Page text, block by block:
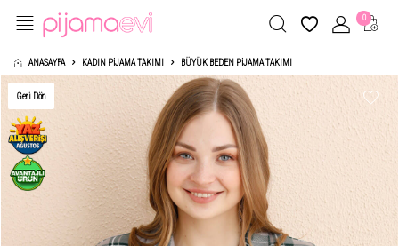
0
ANASAYFA KADIN PIJAMA TAKIMI BÜYÜK BEDEN PIJAMA TAKIMI
Geri Dön